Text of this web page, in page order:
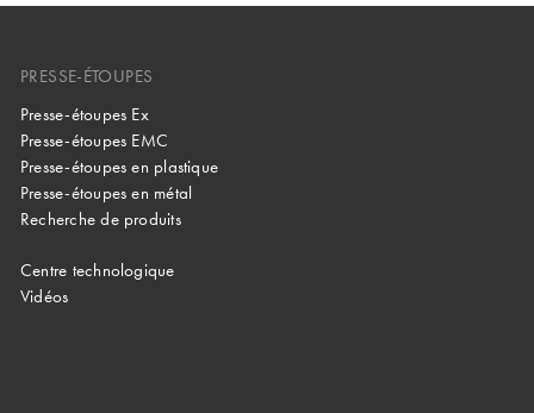
PRESSE-ÉTOUPES
Presse-étoupes Ex
Presse-étoupes EMC
Presse-étoupes en plastique
Presse-étoupes en métal
Recherche de produits
Centre technologique
Vidéos